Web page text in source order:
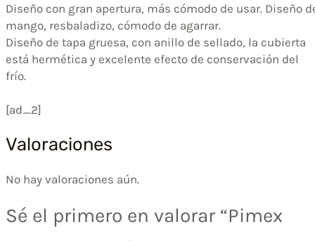
Diseño con gran apertura, más cómodo de usar. Diseño
mango, resbaladizo, cómodo de agarrar.
Diseño de tapa gruesa, con anillo de sellado, la cubierta
está hermética y excelente efecto de conservación del
frío.
[ad_2]
Valoraciones
No hay valoraciones aún.
Sé el primero en valorar “Pimex